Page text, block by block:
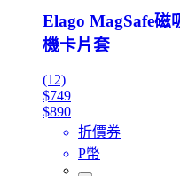
Elago MagSafe磁
機卡片套
(12)
$749
$890
折價券
P幣